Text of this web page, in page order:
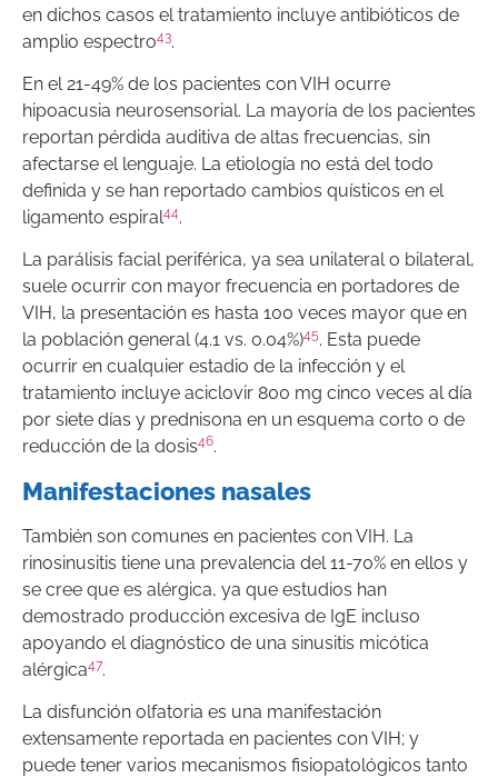
en dichos casos el tratamiento incluye antibióticos de
amplio espectro43.
En el 21-49% de los pacientes con VIH ocurre
hipoacusia neurosensorial. La mayoría de los pacientes
reportan pérdida auditiva de altas frecuencias, sin
afectarse el lenguaje. La etiología no está del todo
definida y se han reportado cambios quísticos en el
ligamento espiral44.
La parálisis facial periférica, ya sea unilateral o bilateral,
suele ocurrir con mayor frecuencia en portadores de
VIH, la presentación es hasta 100 veces mayor que en
la población general (4.1 vs. 0.04%)45. Esta puede
ocurrir en cualquier estadio de la infección y el
tratamiento incluye aciclovir 800 mg cinco veces al día
por siete días y prednisona en un esquema corto o de
reducción de la dosis46.
Manifestaciones nasales
También son comunes en pacientes con VIH. La
rinosinusitis tiene una prevalencia del 11-70% en ellos y
se cree que es alérgica, ya que estudios han
demostrado producción excesiva de IgE incluso
apoyando el diagnóstico de una sinusitis micótica
alérgica47.
La disfunción olfatoria es una manifestación
extensamente reportada en pacientes con VIH; y
puede tener varios mecanismos fisiopatológicos tanto